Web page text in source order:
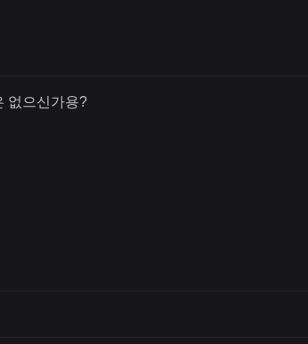
없으신가용?